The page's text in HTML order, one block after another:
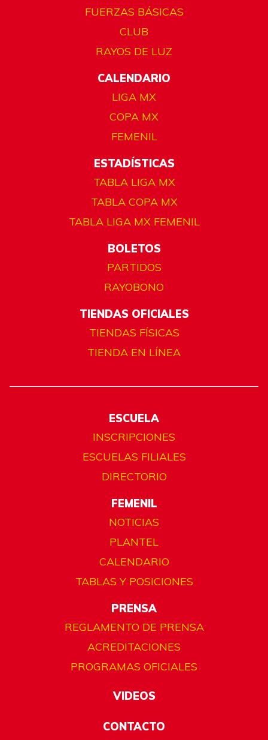
FUERZAS BÁSICAS
CLUB
RAYOS DE LUZ
CALENDARIO
LIGA MX
COPA MX
FEMENIL
ESTADÍSTICAS
TABLA LIGA MX
TABLA COPA MX
TABLA LIGA MX FEMENIL
BOLETOS
PARTIDOS
RAYOBONO
TIENDAS OFICIALES
TIENDAS FÍSICAS
TIENDA EN LÍNEA
ESCUELA
INSCRIPCIONES
ESCUELAS FILIALES
DIRECTORIO
FEMENIL
NOTICIAS
PLANTEL
CALENDARIO
TABLAS Y POSICIONES
PRENSA
REGLAMENTO DE PRENSA
ACREDITACIONES
PROGRAMAS OFICIALES
VIDEOS
CONTACTO